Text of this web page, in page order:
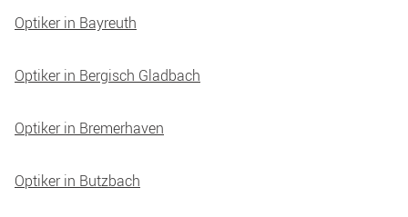
Optiker in Bayreuth
Optiker in Bergisch Gladbach
Optiker in Bremerhaven
Optiker in Butzbach